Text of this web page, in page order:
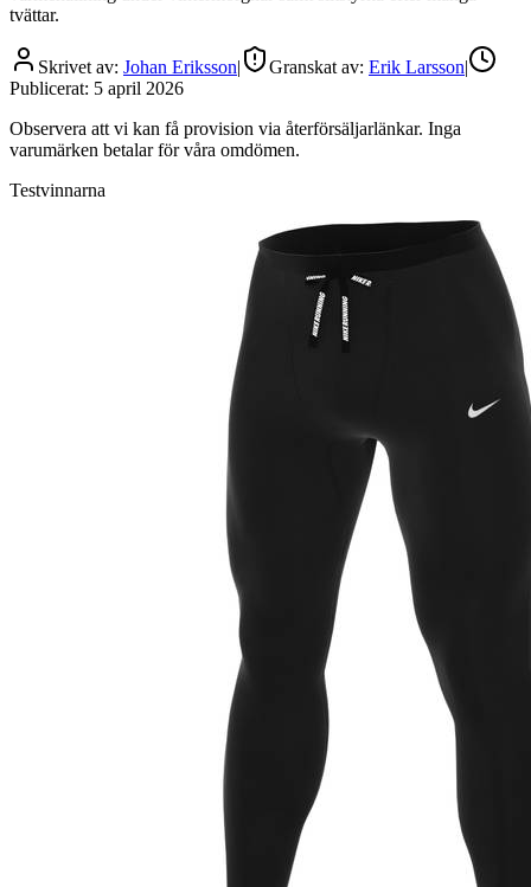
tvättar.
Skrivet av: Johan Eriksson| Granskat av: Erik Larsson|
Publicerat: 5 april 2026
Observera att vi kan få provision via återförsäljarlänkar. Inga
varumärken betalar för våra omdömen.
Testvinnarna